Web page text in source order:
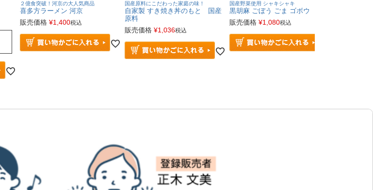
２億食突破！河京の大人気商品
喜多方ラーメン 河京
販売価格 ¥1,400税込
国産原料にこだわった家庭の味！
自家製 すき焼き丼のもと 国産
原料
販売価格 ¥1,036税込
国産野菜使用 シャキシャキ
黒胡麻 ごぼう ごま ゴボウ
販売価格 ¥1,080税込